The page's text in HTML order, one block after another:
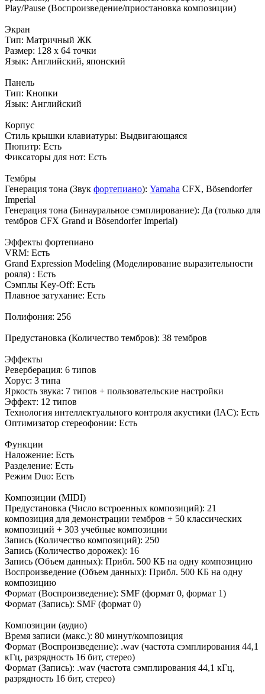
Play/Pause (Воспроизведение/приостановка композиции)
Экран
Тип: Матричный ЖК
Размер: 128 х 64 точки
Язык: Английский, японский
Панель
Тип: Кнопки
Язык: Английский
Корпус
Стиль крышки клавиатуры: Выдвигающаяся
Пюпитр: Есть
Фиксаторы для нот: Есть
Тембры
Генерация тона (Звук фортепиано): Yamaha CFX, Bösendorfer
Imperial
Генерация тона (Бинауральное сэмплирование): Да (только для
тембров CFX Grand и Bösendorfer Imperial)
Эффекты фортепиано
VRM: Есть
Grand Expression Modeling (Моделирование выразительности
рояля) : Есть
Сэмплы Key-Off: Есть
Плавное затухание: Есть
Полифония: 256
Предустановка (Количество тембров): 38 тембров
Эффекты
Реверберация: 6 типов
Хорус: 3 типа
Яркость звука: 7 типов + пользовательские настройки
Эффект: 12 типов
Технология интеллектуального контроля акустики (IAC): Есть
Оптимизатор стереофонии: Есть
Функции
Наложение: Есть
Разделение: Есть
Режим Duo: Есть
Композиции (MIDI)
Предустановка (Число встроенных композиций): 21
композиция для демонстрации тембров + 50 классических
композиций + 303 учебные композиции
Запись (Количество композиций): 250
Запись (Количество дорожек): 16
Запись (Объем данных): Прибл. 500 КБ на одну композицию
Воспроизведение (Объем данных): Прибл. 500 КБ на одну
композицию
Формат (Воспроизведение): SMF (формат 0, формат 1)
Формат (Запись): SMF (формат 0)
Композиции (аудио)
Время записи (макс.): 80 минут/композиция
Формат (Воспроизведение): .wav (частота сэмплирования 44,1
кГц, разрядность 16 бит, стерео)
Формат (Запись): .wav (частота сэмплирования 44,1 кГц,
разрядность 16 бит, стерео)